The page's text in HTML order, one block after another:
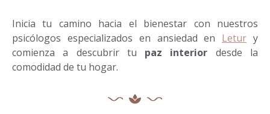
Inicia tu camino hacia el bienestar con nuestros
psicólogos especializados en ansiedad en Letur y
comienza a descubrir tu paz interior desde la
comodidad de tu hogar.